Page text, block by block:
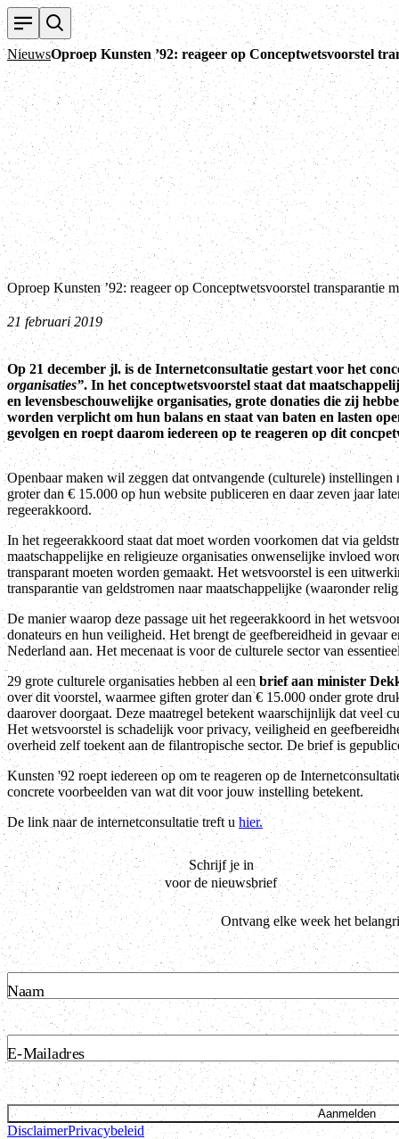
NieuwsOproep Kunsten ’92: reageer op Conceptwetsvoorstel
Oproep Kunsten ’92: reageer op Conceptwetsvoorstel transparantie
21 februari 2019
Op 21 december jl. is de Internetconsultatie gestart voor het
organisaties”. In het conceptwetsvoorstel staat dat
en levensbeschouwelijke organisaties, grote donaties die zij
worden verplicht om hun balans en staat van baten en lasten
gevolgen en roept daarom iedereen op te reageren op dit
Openbaar maken wil zeggen dat ontvangende (culturele)
groter dan € 15.000 op hun website publiceren en daar zeven jaar
regeerakkoord.
In het regeerakkoord staat dat moet worden voorkomen dat via
maatschappelijke en religieuze organisaties onwenselijke invloed
transparant moeten worden gemaakt. Het wetsvoorstel is een
transparantie van geldstromen naar maatschappelijke (waaronder
De manier waarop deze passage uit het regeerakkoord in het
donateurs en hun veiligheid. Het brengt de geefbereidheid in gevaar
Nederland aan. Het mecenaat is voor de culturele sector van
29 grote culturele organisaties hebben al een brief aan minister
over dit voorstel, waarmee giften groter dan € 15.000 onder grote
daarover doorgaat. Deze maatregel betekent waarschijnlijk dat veel
Het wetsvoorstel is schadelijk voor privacy, veiligheid en
overheid zelf toekent aan de filantropische sector. De brief is
Kunsten '92 roept iedereen op om te reageren op de
concrete voorbeelden van wat dit voor jouw instelling betekent.
De link naar de internetconsultatie treft uhier.
Schrijf je in
voor de nieuwsbrief
Ontvang elke week het
Naam
E-Mailadres
Aanmelden
DisclaimerPrivacybeleid